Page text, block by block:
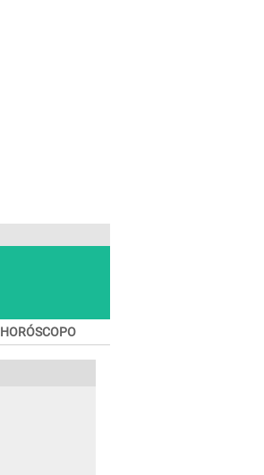
HORÓSCOPO